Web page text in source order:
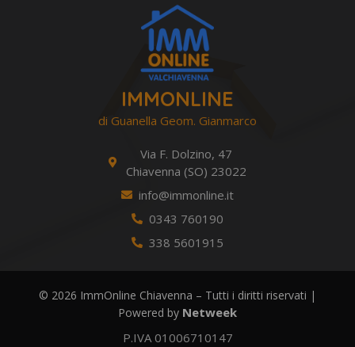
IMMONLINE
di Guanella Geom. Gianmarco
Via F. Dolzino, 47
Chiavenna (SO) 23022
info@immonline.it
0343 760190
338 5601915
© 2026 ImmOnline Chiavenna – Tutti i diritti riservati |
Powered by Netweek
P.IVA 01006710147